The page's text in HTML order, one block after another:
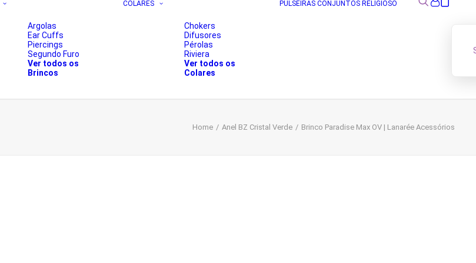
Argolas
Ear Cuffs
Piercings
Segundo Furo
Ver todos os
Brincos
COLARES
Chokers
Difusores
Pérolas
Riviera
Ver todos os
Colares
PULSEIRAS CONJUNTOS RELIGIOSO
Home Anel BZ Cristal Verde Brinco Paradise Max OV | Lanarée Acessórios